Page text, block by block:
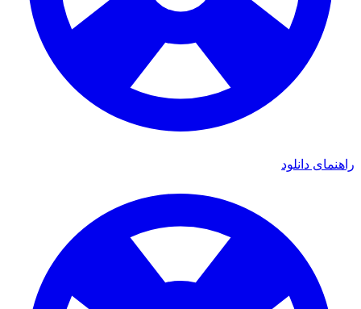
دانلود